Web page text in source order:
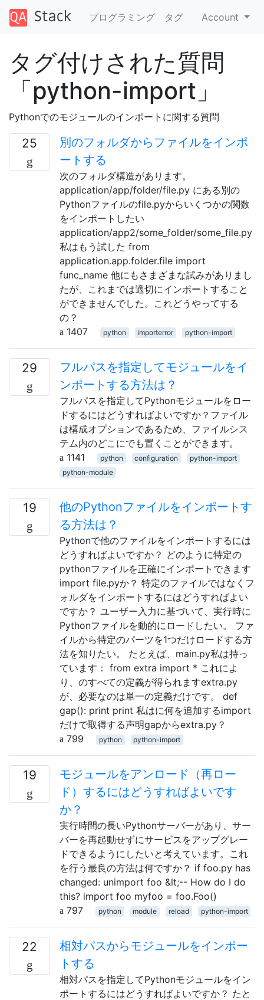
プログラミング タグ Account
タグ付けされた質問
「python-import」
Pythonでのモジュールのインポートに関する質問
25
別のフォルダからファイルをインポ
ートする
次のフォルダ構造があります。
application/app/folder/file.py にある別の
Pythonファイルのfile.pyからいくつかの関数
をインポートしたい
application/app2/some_folder/some_file.py
私はもう試した from
application.app.folder.file import
func_name 他にもさまざまな試みがありまし
たが、これまでは適切にインポートすること
ができませんでした。これどうやってする
の？
1407
python importerror python-import
29
フルパスを指定してモジュールをイ
ンポートする方法は？
フルパスを指定してPythonモジュールをロー
ドするにはどうすればよいですか？ファイル
は構成オプションであるため、ファイルシス
テム内のどこにでも置くことができます。
1141
python configuration
python-import
python-module
19
他のPythonファイルをインポートす
る方法は？
Pythonで他のファイルをインポートするには
どうすればよいですか？ どのように特定の
pythonファイルを正確にインポートできます
import file.pyか？ 特定のファイルではなくフ
ォルダをインポートするにはどうすればよい
ですか？ ユーザー入力に基づいて、実行時に
Pythonファイルを動的にロードしたい。 ファ
イルから特定のパーツを1つだけロードする方
法を知りたい。 たとえば、main.py私は持っ
ています： from extra import * これによ
り、のすべての定義が得られますextra.py
が、必要なのは単一の定義だけです。 def
gap(): print print 私はに何を追加するimport
だけで取得する声明gapからextra.py？
799
python python-import
19
モジュールをアンロード（再ロー
ド）するにはどうすればよいです
か？
実行時間の長いPythonサーバーがあり、サー
バーを再起動せずにサービスをアップグレー
ドできるようにしたいと考えています。これ
を行う最良の方法は何ですか？ if foo.py has
changed: unimport foo &lt;-- How do I do
this? import foo myfoo = foo.Foo()
797
python module reload python-import
22
相対パスからモジュールをインポー
トする
相対パスを指定してPythonモジュールをイン
ポートするにはどうすればよいですか？ たと